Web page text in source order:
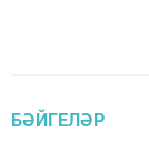
БӘЙГЕЛӘР